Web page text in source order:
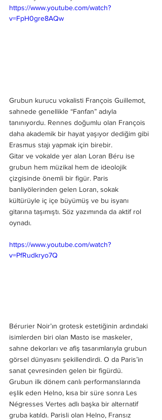
https://www.youtube.com/watch?
v=FpH0gre8AQw
Grubun kurucu vokalisti François Guillemot,
sahnede genellikle “Fanfan” adıyla
tanınıyordu. Rennes doğumlu olan François
daha akademik bir hayat yaşıyor dediğim gibi
Erasmus stajı yapmak için birebir.
Gitar ve vokalde yer alan Loran Béru ise
grubun hem müzikal hem de ideolojik
çizgisinde önemli bir figür. Paris
banliyölerinden gelen Loran, sokak
kültürüyle iç içe büyümüş ve bu isyanı
gitarına taşımıştı. Söz yazımında da aktif rol
oynadı.
https://www.youtube.com/watch?
v=PfRudkryo7Q
Bérurier Noir’ın grotesk estetiğinin ardındaki
isimlerden biri olan Masto ise maskeler,
sahne dekorları ve afiş tasarımlarıyla grubun
görsel dünyasını şekillendirdi. O da Paris’in
sanat çevresinden gelen bir figürdü.
Grubun ilk dönem canlı performanslarında
eşlik eden Helno, kısa bir süre sonra Les
Négresses Vertes adlı başka bir alternatif
gruba katıldı. Parisli olan Helno, Fransız